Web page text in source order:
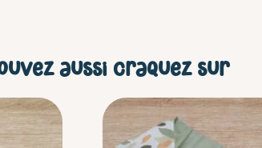
aussi craquez sur